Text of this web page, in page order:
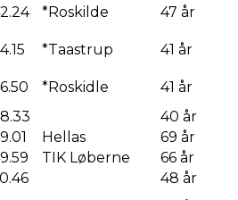
*Roskilde
47 år
*Taastrup
41 år
*Roskidle
41 år
40 år
Hellas
69 år
TIK Løberne
66 år
48 år